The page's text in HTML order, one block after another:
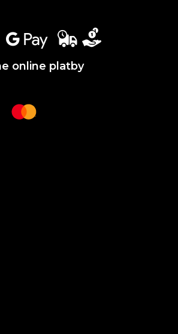
online platby